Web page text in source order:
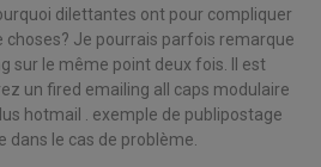
dilettantes ont pour compliquer
choses? Je pourrais parfois remarque
sur le même point deux fois. Il est
un fired emailing all caps modulaire
hotmail . exemple de publipostage
dans le cas de problème.